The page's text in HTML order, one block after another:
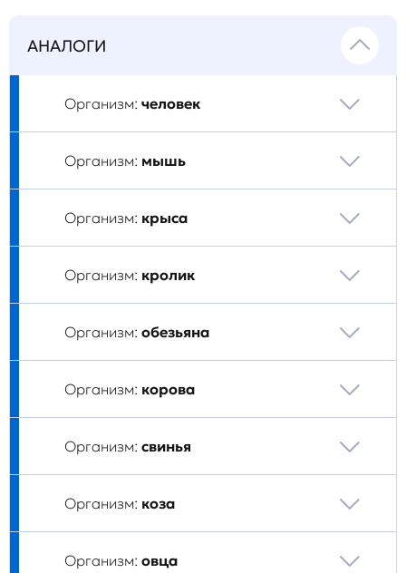
АНАЛОГИ
Организм: человек
Организм: мышь
Организм: крыса
Организм: кролик
Организм: обезьяна
Организм: корова
Организм: свинья
Организм: коза
Организм: овца